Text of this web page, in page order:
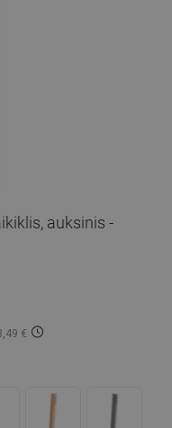
auksinis -
€